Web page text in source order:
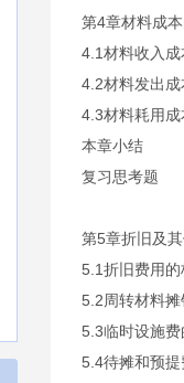
第4章材料成
4.1材料收入
4.2材料发出
4.3材料耗用
本章小结
复习思考题
第5章折旧及
5.1折旧费用的
5.2周转材料
5.3临时设施
5.4待摊和预